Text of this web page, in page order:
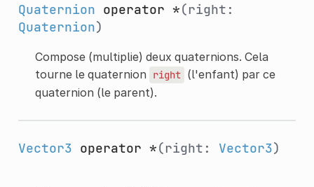
Quaternion operator *(right:
Quaternion)
Compose (multiplie) deux quaternions. Cela
tourne le quaternion
right (l'enfant) par ce
quaternion (le parent).
Vector3 operator *(right: Vector3)